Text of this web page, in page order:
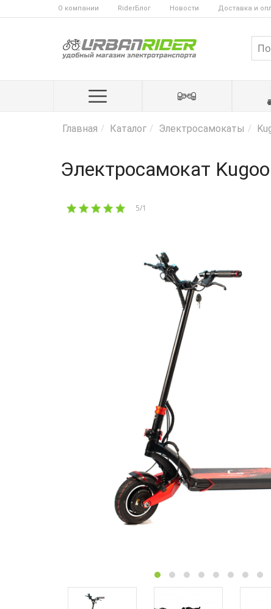
О компании RiderБлог Новости Доставка и
Главная Каталог Электросамокаты
Электросамокат Kugoo
5/1